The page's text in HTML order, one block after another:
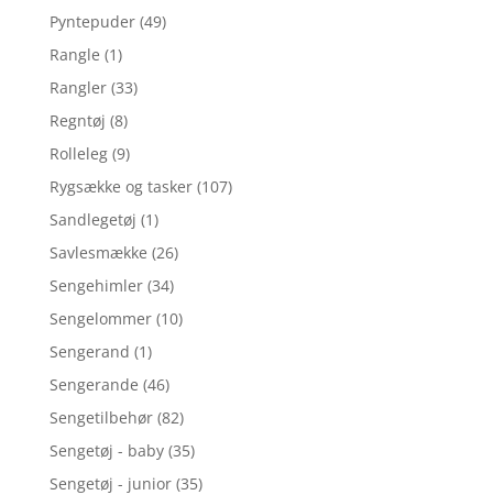
Pyntepuder (49)
Rangle (1)
Rangler (33)
Regntøj (8)
Rolleleg (9)
Rygsække og tasker (107)
Sandlegetøj (1)
Savlesmække (26)
Sengehimler (34)
Sengelommer (10)
Sengerand (1)
Sengerande (46)
Sengetilbehør (82)
Sengetøj - baby (35)
Sengetøj - junior (35)